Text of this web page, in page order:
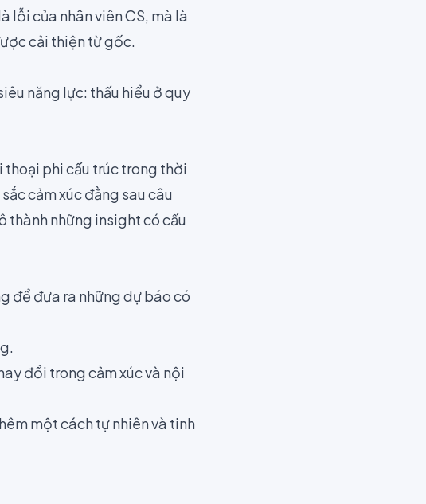
lỗi của nhân viên CS, mà là
cải thiện từ gốc.
năng lực: thấu hiểu ở quy
thoại phi cấu trúc trong thời
cảm xúc đằng sau câu
thành những insight có cấu
để đưa ra những dự báo có
đổi trong cảm xúc và nội
một cách tự nhiên và tinh